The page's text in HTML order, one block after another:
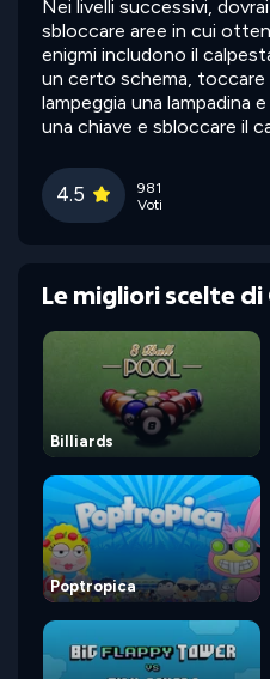
Nei livelli successivi,
sbloccare aree in cui
enigmi includono il
un certo schema, toccare
lampeggia una lampadina
una chiave e sbloccare il
4.5
981
Voti
Le migliori scelte
Billiards
Poptropica